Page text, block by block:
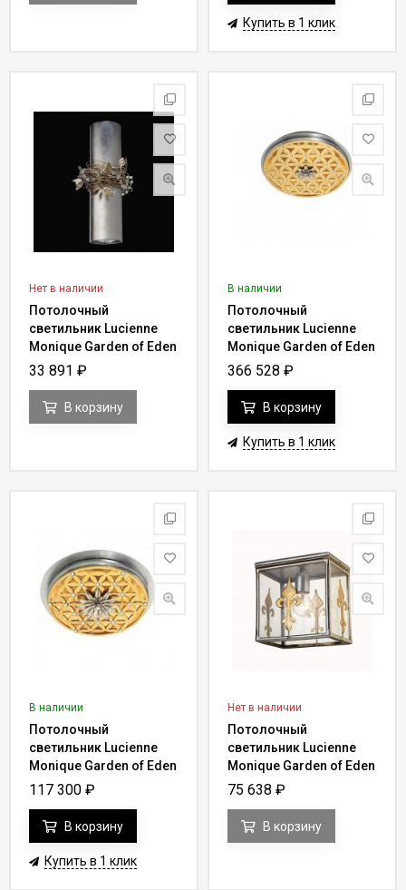
Купить в 1 клик
Нет в наличии
Потолочный
светильник Lucienne
Monique Garden of Eden
Y 63
33 891 ₽
В корзину
В наличии
Потолочный
светильник Lucienne
Monique Garden of Eden
Y 69
366 528 ₽
В корзину
Купить в 1 клик
В наличии
Потолочный
светильник Lucienne
Monique Garden of Eden
Y 70
117 300 ₽
В корзину
Купить в 1 клик
Нет в наличии
Потолочный
светильник Lucienne
Monique Garden of Eden
AX 155
75 638 ₽
В корзину